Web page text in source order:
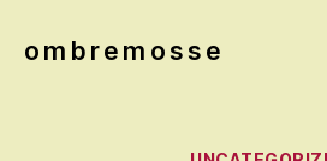
o m b r e m o s s e